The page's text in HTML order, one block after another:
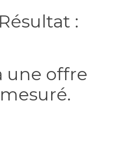
:
une offre